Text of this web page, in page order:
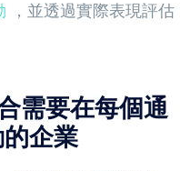
，並透過實際表現評估
需要在每個通
企業